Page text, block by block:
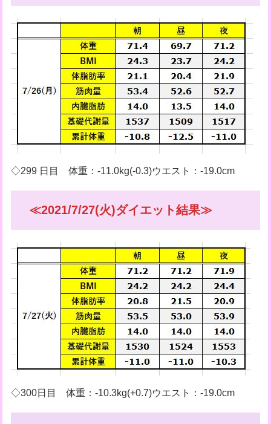
◇299 日目 体重：-11.0kg(-0.3)ウエスト：-19.0cm
≪2021/7/27(火)ダイエット結果≫
◇300日目 体重：-10.3kg(+0.7)ウエスト：-19.0cm